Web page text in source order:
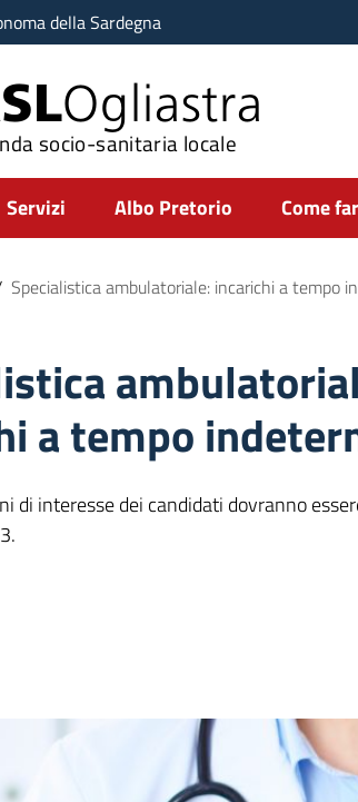
della Sardegna
Ogliastra
socio-sanitaria locale
Servizi Albo Pretorio Come
Specialistica ambulatoriale: incarichi a tempo
a tempo
di interesse dei candidati dovranno